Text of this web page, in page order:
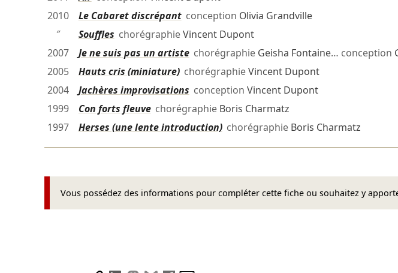
2010
Le Cabaret discrépantconception Olivia Grandville
″
Souffles chorégraphieVincent Dupont
2007
Je ne suis pas un artistechorégraphie Geisha Fontaine… conception
2005
Hauts cris (miniature)chorégraphieVincent Dupont
2004
Jachères improvisations conception Vincent Dupont
1999
Con forts fleuvechorégraphie Boris Charmatz
1997
Herses (une lente introduction)chorégraphie Boris Charmatz
Vous possédez des informations pour compléter cette fiche ou souhaitez y